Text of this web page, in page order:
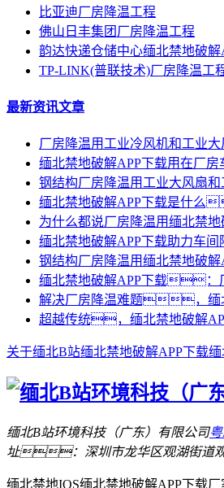
比亚迪厂房降温工程
佛山日丰集团厂房降温工程
韵达快递仓储中心缅北禁地破解
TP-LINK(普联技术)厂房降温工
最新资讯文章
厂房降温用工业冷风机和工
缅北禁地破解APP下载用在厂
钢结构厂房降温用工业大风扇
缅北禁地破解APP下载是什
为什么都说厂房降温用缅北禁
缅北禁地破解APP下载助力
钢结构厂房降温用缅北禁地破
缅北禁地破解APP下载：
解决厂房降温难题，缅
超越传统，缅北禁地破解
关于缅北B站缅北禁地破解APP下载缅
缅北B站环境科技（广东）有限公司粤
址：深圳市龙华区观湖街道观
缅北禁地IOS缅北禁地破解APP下